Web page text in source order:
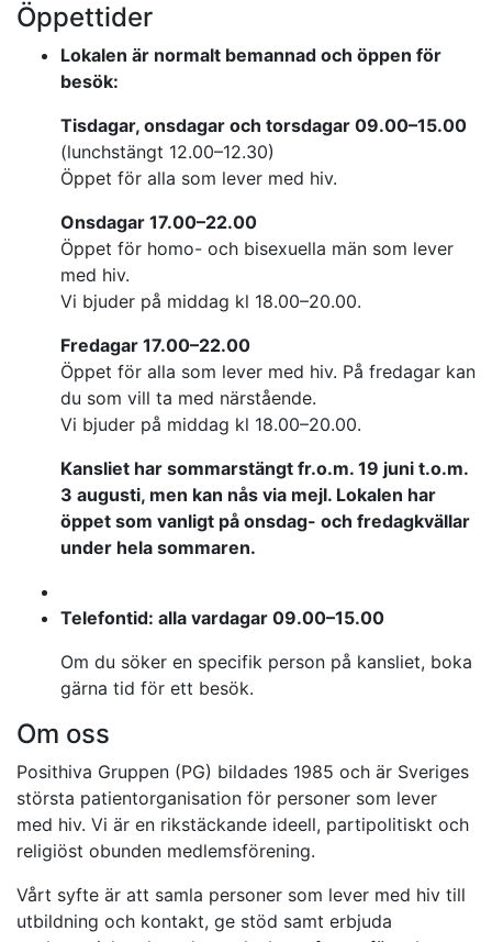
Öppettider
Lokalen är normalt bemannad och öppen för
besök:
Tisdagar, onsdagar och torsdagar 09.00–15.00
(lunchstängt 12.00–12.30)
Öppet för alla som lever med hiv.
Onsdagar 17.00–22.00
Öppet för homo- och bisexuella män som lever
med hiv.
Vi bjuder på middag kl 18.00–20.00.
Fredagar 17.00–22.00
Öppet för alla som lever med hiv. På fredagar kan
du som vill ta med närstående.
Vi bjuder på middag kl 18.00–20.00.
Kansliet har sommarstängt fr.o.m. 19 juni t.o.m.
3 augusti, men kan nås via mejl. Lokalen har
öppet som vanligt på onsdag- och fredagkvällar
under hela sommaren.
Telefontid: alla vardagar 09.00–15.00
Om du söker en specifik person på kansliet, boka
gärna tid för ett besök.
Om oss
Posithiva Gruppen (PG) bildades 1985 och är Sveriges
största patientorganisation för personer som lever
med hiv. Vi är en rikstäckande ideell, partipolitiskt och
religiöst obunden medlemsförening.
Vårt syfte är att samla personer som lever med hiv till
utbildning och kontakt, ge stöd samt erbjuda